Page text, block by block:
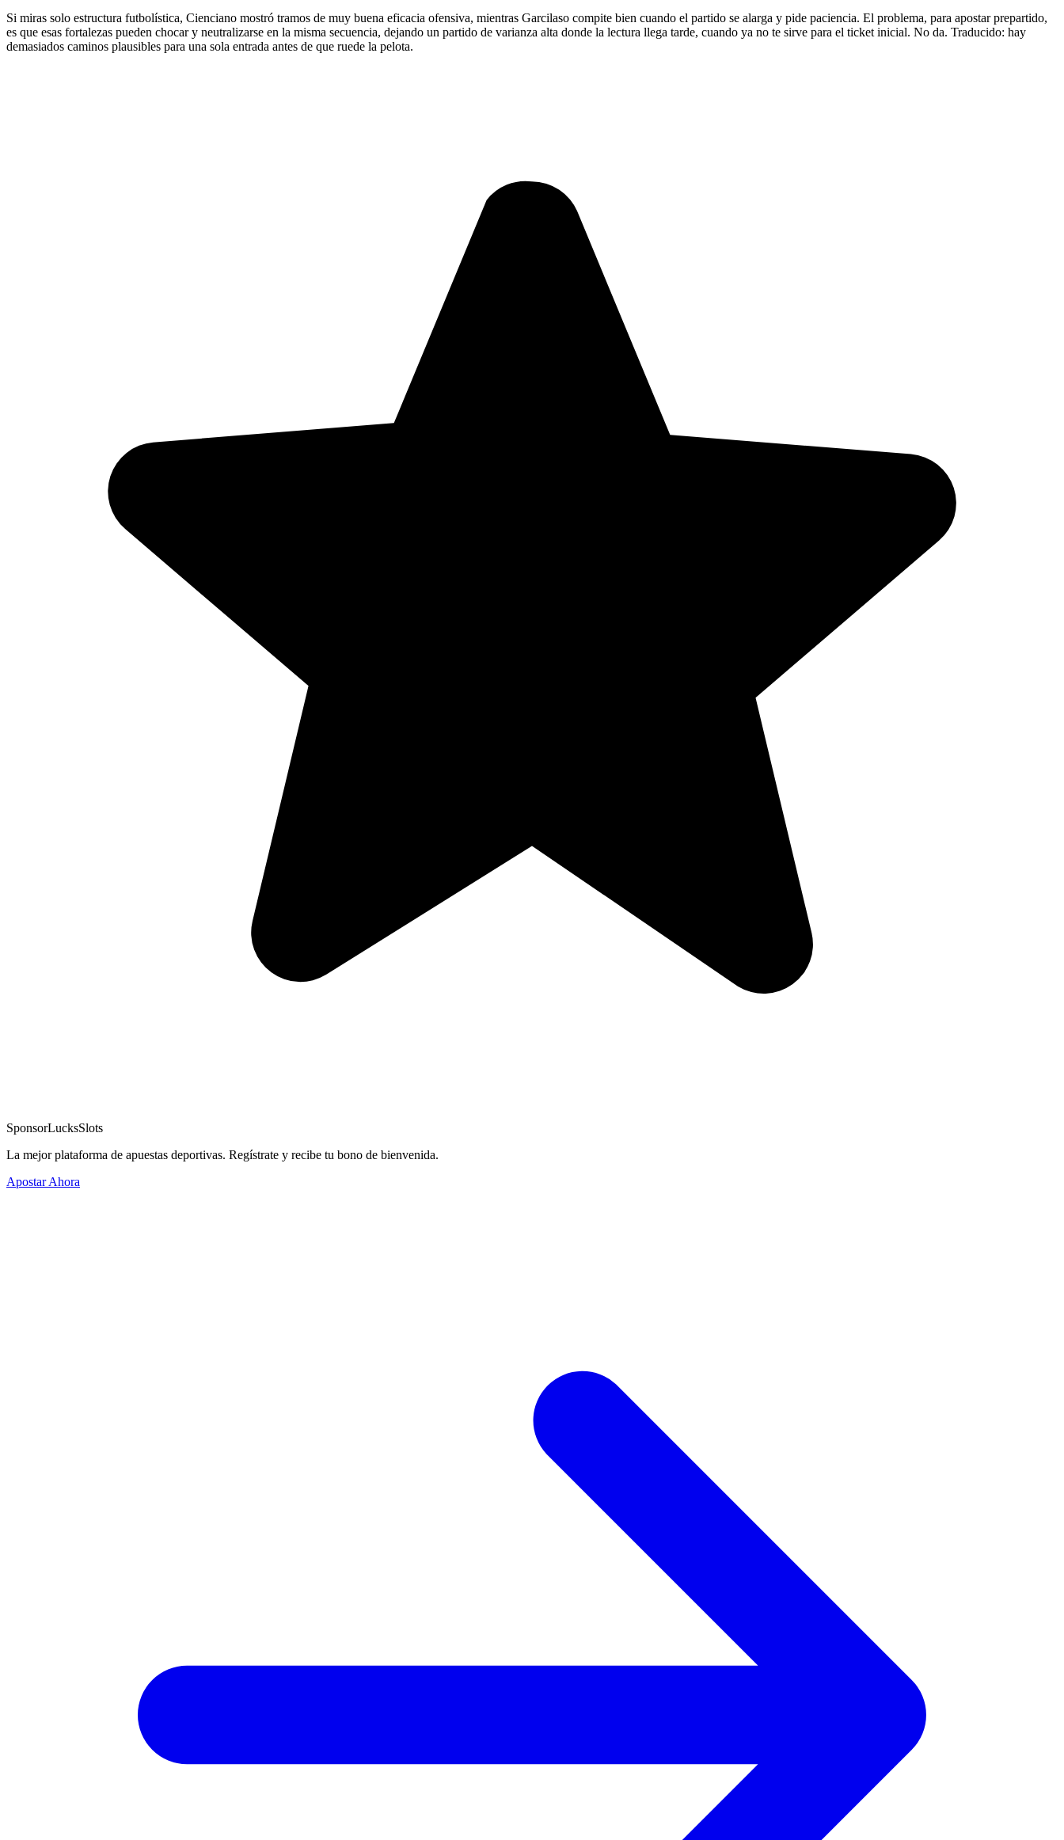
Si miras solo estructura futbolística, Cienciano mostró tramos de muy buena eficacia ofensiva, mientras Garcilaso compite bien cuando el partido se alarga y pide paciencia. El problema, para apostar prepartido,
es que esas fortalezas pueden chocar y neutralizarse en la misma secuencia, dejando un partido de varianza alta donde la lectura llega tarde, cuando ya no te sirve para el ticket inicial. No da. Traducido: hay
demasiados caminos plausibles para una sola entrada antes de que ruede la pelota.
SponsorLucksSlots
La mejor plataforma de apuestas deportivas. Regístrate y recibe tu bono de bienvenida.
Apostar Ahora